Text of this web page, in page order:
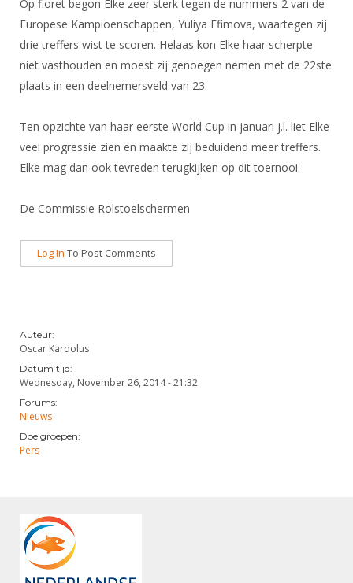
Leden van Verdiensten
Vacatures
Medewerkers
Samenwerking
Nieuws
Oprichting Vereniging
Overschrijven leden
Schermpaspoort
Rolstoelschermen
Wedstrijdkalender
NK's
JPT
Wedstrijdorganisatie
Scheidsrechterslijst
Import inschrijvingen uit Nahouw
Verwerk wedstrijduitslagen
NK organiseren
Geschiedenis van het schermen
Atletencommissie
Internationale Titeltoernooien
Internationale aanmeldingen
Internationale opleidingen
Opleidingen
Leraar
Voor scheidsrechters
Nieuws
Scheidsrechter Documentatie
Opleidingen
Infotheek
Bibliotheek
ALV
Op floret begon Elke zeer sterk tegen de nummers 2 van de
Europese Kampioenschappen, Yuliya Efimova, waartegen zij
drie treffers wist te scoren. Helaas kon Elke haar scherpte
niet vasthouden en moest zij genoegen nemen met de 22ste
plaats in een deelnemersveld van 23.
Ten opzichte van haar eerste World Cup in januari j.l. liet Elke
veel progressie zien en maakte zij beduidend meer treffers.
Elke mag dan ook tevreden terugkijken op dit toernooi.
De Commissie Rolstoelschermen
Log In To Post Comments
Auteur:
Oscar Kardolus
Datum tijd:
Wednesday, November 26, 2014 - 21:32
Forums:
Nieuws
Doelgroepen:
Pers